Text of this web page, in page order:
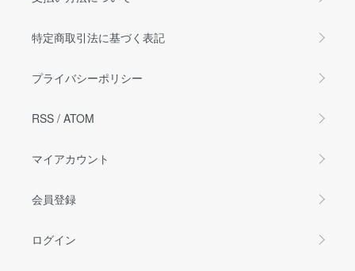
特定商取引法に基づく表記
プライバシーポリシー
RSS / ATOM
マイアカウント
会員登録
ログイン